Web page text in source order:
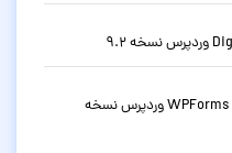
افزونه ایجاد فرم های چند مرحله ای WPForms Pro وردپرس نسخه